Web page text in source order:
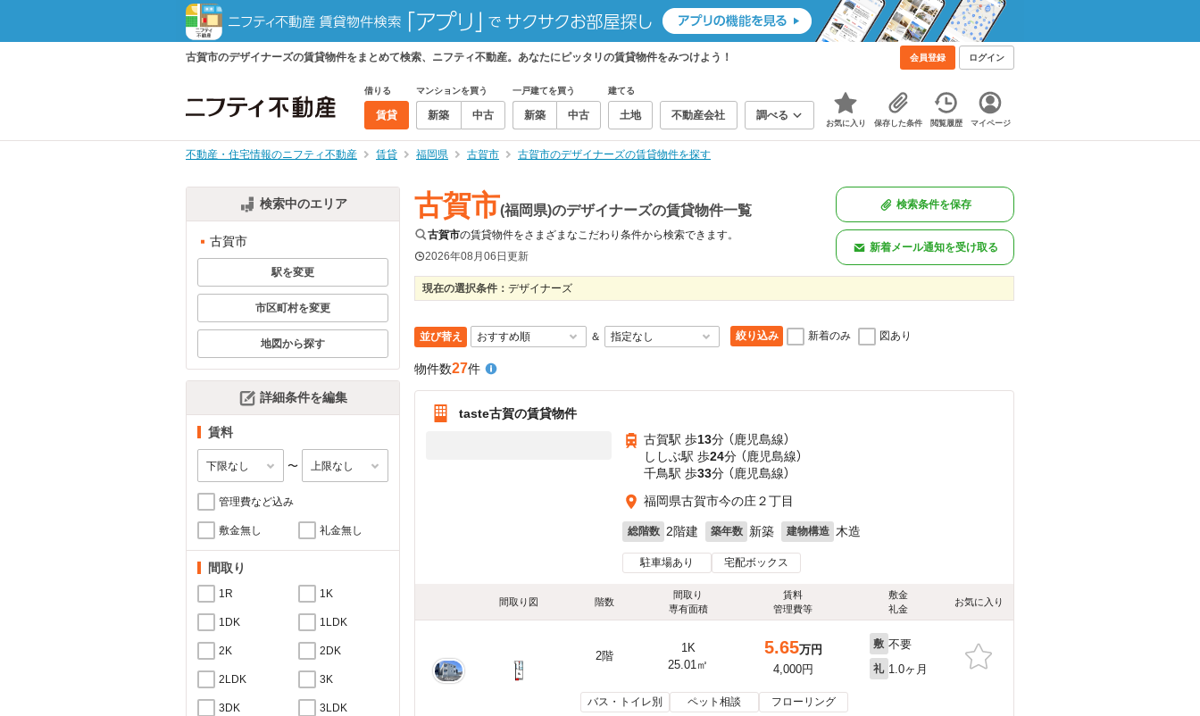
古賀市のデザイナーズの賃貸物件をまとめて検索、ニフティ不動産。あなたにピッタリの賃貸物件をみつけよう！ 会員登録 ログイン
借りる
賃貸
マンションを買う
新築 中古
一戸建てを買う
新築 中古
建てる
土地 不動産会社 調べる
お気に入り 保存した条件 閲覧履歴 マイページ
不動産・住宅情報のニフティ不動産 賃貸 福岡県 古賀市 古賀市のデザイナーズの賃貸物件を探す
検索中のエリア
古賀市
駅を変更
市区町村を変更
地図から探す
詳細条件を編集
賃料
〜
管理費など込み
敷金無し 礼金無し
間取り
1R 1K
1DK 1LDK
2K 2DK
2LDK 3K
3DK 3LDK
古賀市(福岡県)のデザイナーズの賃貸物件一覧
古賀市の賃貸物件をさまざまなこだわり条件から検索できます。
2026年08月06日更新
検索条件を保存
新着メール通知を受け取る
現在の選択条件： デザイナーズ
並び替え ＆ 絞り込み 新着のみ 図あり
物件数27件
taste古賀の賃貸物件
古賀駅 歩13分 （鹿児島線）
ししぶ駅 歩24分 （鹿児島線）
千鳥駅 歩33分 （鹿児島線）
福岡県古賀市今の庄２丁目
総階数 2階建 築年数 新築 建物構造 木造
駐車場あり 宅配ボックス
間取り図 階数
間取り
専有面積
賃料
管理費等
敷金
礼金
お気に入り
2階
1K
25.01㎡
5.65万円
4,000円
敷 不要
礼 1.0ヶ月
バス・トイレ別 ペット相談 フローリング